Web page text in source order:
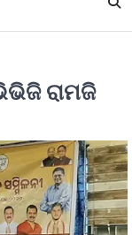
ରାମଜି